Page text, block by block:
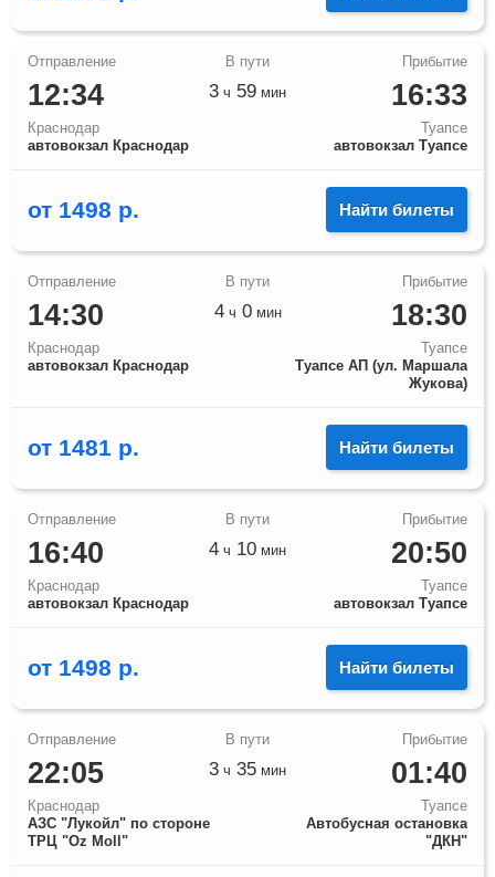
12:34
Краснодар
автовокзал Краснодар
16:33
Туапсе
автовокзал Туапсе
3 ч 59 мин
от 1498 р. Найти билеты
14:30
Краснодар
автовокзал Краснодар
18:30
Туапсе
Туапсе АП (ул. Маршала
Жукова)
4ч 0мин
от 1481 р. Найти билеты
16:40
Краснодар
автовокзал Краснодар
20:50
Туапсе
автовокзал Туапсе
4 ч 10 мин
от 1498 р. Найти билеты
22:05
Краснодар
АЗС "Лукойл" по стороне
ТРЦ "Оz Moll"
01:40
Туапсе
Автобусная остановка
"ДКН"
3 ч 35 мин